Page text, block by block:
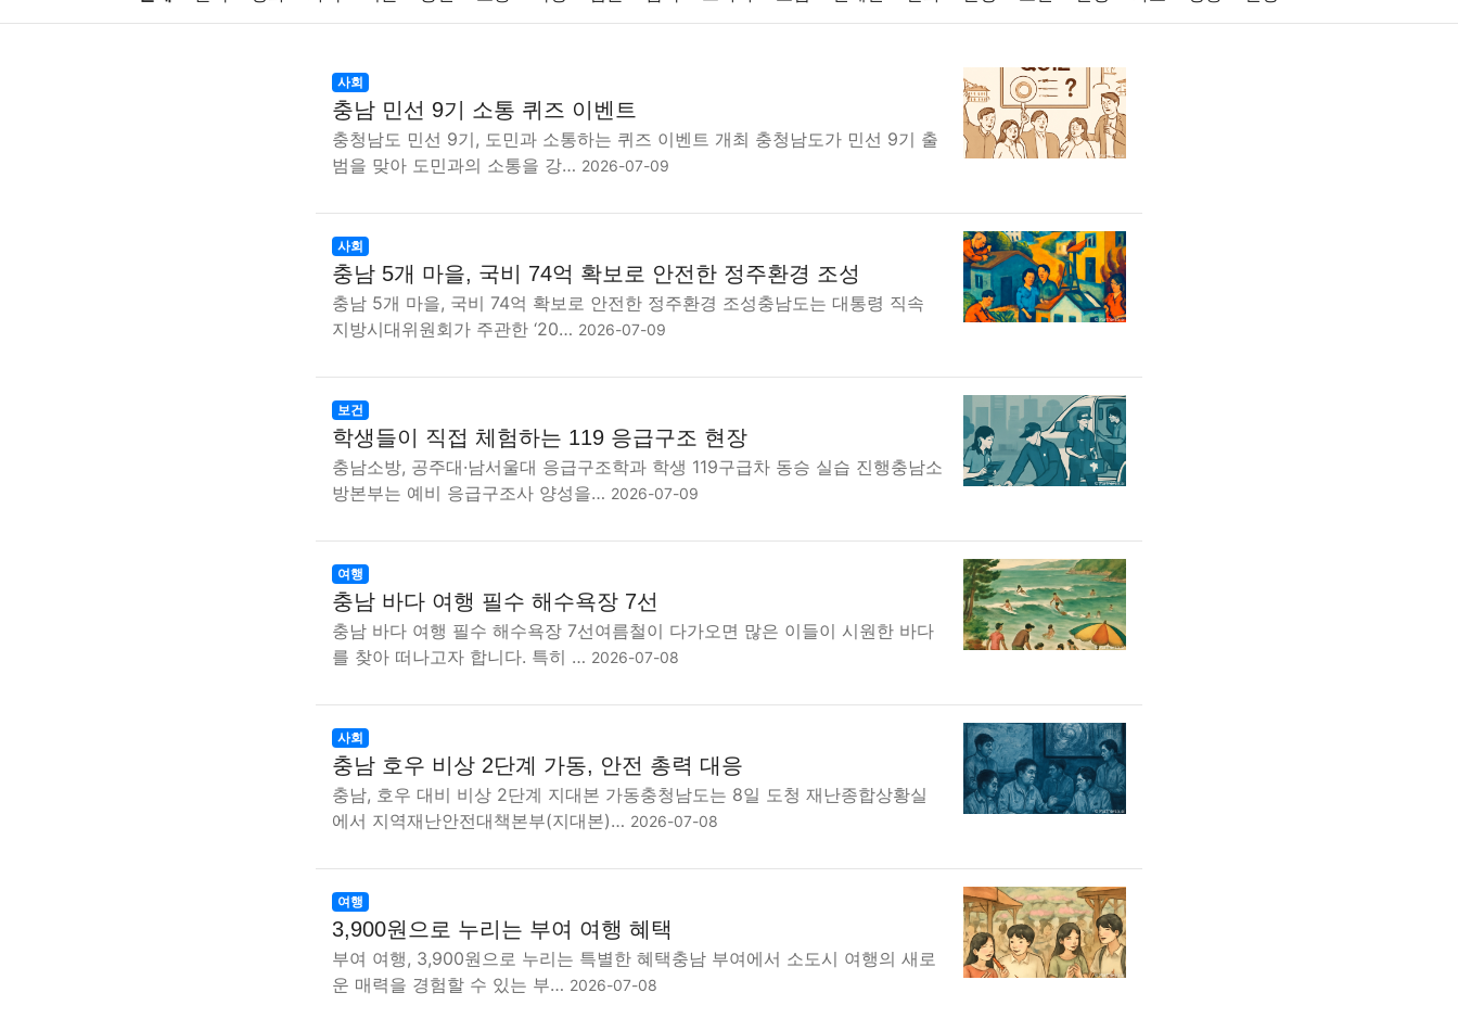
여행 맛집 IT 컴퓨터 기술 종교 경제 마케팅 부동산
사회
충남 민선 9기 소통 퀴즈 이벤트
충청남도 민선 9기, 도민과 소통하는 퀴즈 이벤트 개최 충청남도가 민선 9기 출
범을 맞아 도민과의 소통을 강… 2026-07-09
사회
충남 5개 마을, 국비 74억 확보로 안전한 정주환경 조성
충남 5개 마을, 국비 74억 확보로 안전한 정주환경 조성충남도는 대통령 직속
지방시대위원회가 주관한 ‘20… 2026-07-09
보건
학생들이 직접 체험하는 119 응급구조 현장
충남소방, 공주대·남서울대 응급구조학과 학생 119구급차 동승 실습 진행충남소
방본부는 예비 응급구조사 양성을… 2026-07-09
여행
충남 바다 여행 필수 해수욕장 7선
충남 바다 여행 필수 해수욕장 7선여름철이 다가오면 많은 이들이 시원한 바다
를 찾아 떠나고자 합니다. 특히 … 2026-07-08
사회
충남 호우 비상 2단계 가동, 안전 총력 대응
충남, 호우 대비 비상 2단계 지대본 가동충청남도는 8일 도청 재난종합상황실
에서 지역재난안전대책본부(지대본)… 2026-07-08
여행
3,900원으로 누리는 부여 여행 혜택
부여 여행, 3,900원으로 누리는 특별한 혜택충남 부여에서 소도시 여행의 새로
운 매력을 경험할 수 있는 부… 2026-07-08